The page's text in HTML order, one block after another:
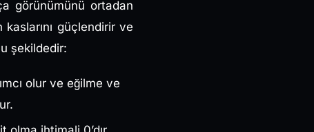
görünümünü ortadan
güçlendirir ve
şekildedir:
olur ve eğilme ve